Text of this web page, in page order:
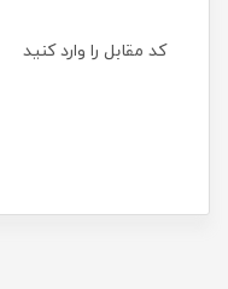
کد مقابل را وارد کنید